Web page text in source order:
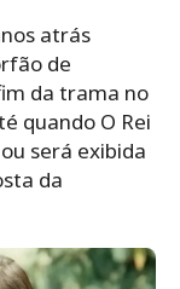
atrás
de
da trama no
quando O Rei
será exibida
da